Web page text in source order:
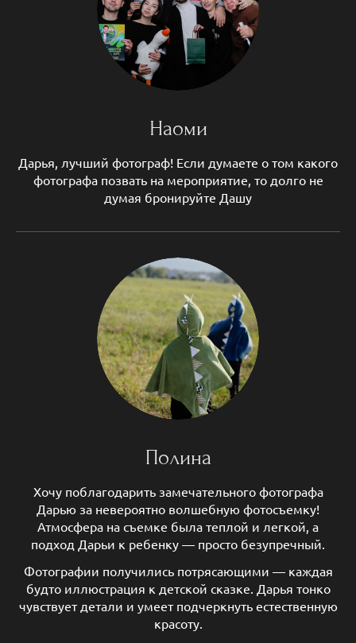
Наоми
Дарья, лучший фотограф! Если думаете о том какого
фотографа позвать на мероприятие, то долго не
думая бронируйте Дашу
Полина
Хочу поблагодарить замечательного фотографа
Дарью за невероятно волшебную фотосъемку!
Атмосфера на съемке была теплой и легкой, а
подход Дарьи к ребенку — просто безупречный.
Фотографии получились потрясающими — каждая
будто иллюстрация к детской сказке. Дарья тонко
чувствует детали и умеет подчеркнуть естественную
красоту.